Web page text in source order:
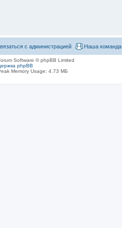
Наша команда
с администрацией
Software © phpBB Limited
phpBB
Memory Usage: 4.73 МБ